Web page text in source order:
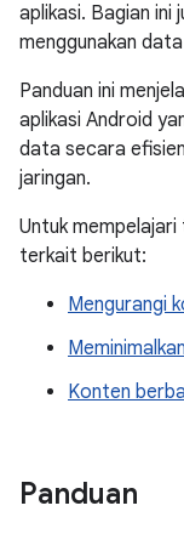
aplikasi. Bagian ini
menggunakan
Panduan ini
aplikasi Android
data secara
jaringan.
Untuk
terkait berikut:
Mengurangi
Konten
Panduan